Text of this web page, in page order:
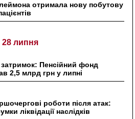
отримала нову побутову
28 липня
затримок: Пенсійний фонд
2,5 млрд грн у липні
роботи після атак:
ліквідації наслідків